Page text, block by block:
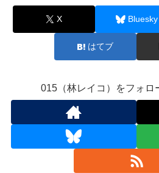
X Bluesky
はてブ
015（林レイコ）をフォロ